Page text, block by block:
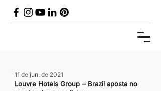
Louvre Hotels Group – Brazil aposta no
11 de jun. de 2021